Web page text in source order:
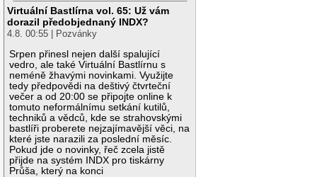
Virtuální Bastlírna vol. 65: Už vám
dorazil předobjednaný INDX?
4.8. 00:55 | Pozvánky
Srpen přinesl nejen další spalující
vedro, ale také Virtuální Bastlírnu s
neméně žhavými novinkami. Využijte
tedy předpovědi na deštivý čtvrteční
večer a od 20:00 se připojte online k
tomuto neformálnímu setkání kutilů,
techniků a vědců, kde se strahovskými
bastlíři proberete nejzajímavější věci, na
které jste narazili za poslední měsíc.
Pokud jde o novinky, řeč zcela jistě
přijde na systém INDX pro tiskárny
Průša, který na konci